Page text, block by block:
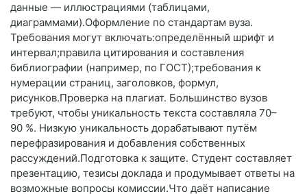
данные — иллюстрациями (таблицами,
диаграммами).Оформление по стандартам вуза.
Требования могут включать:определённый шрифт и
интервал;правила цитирования и составления
библиографии (например, по ГОСТ);требования к
нумерации страниц, заголовков, формул,
рисунков.Проверка на плагиат. Большинство вузов
требуют, чтобы уникальность текста составляла 70–
90 %. Низкую уникальность дорабатывают путём
перефразирования и добавления собственных
рассуждений.Подготовка к защите. Студент составляет
презентацию, тезисы доклада и продумывает ответы на
возможные вопросы комиссии.Что даёт написание